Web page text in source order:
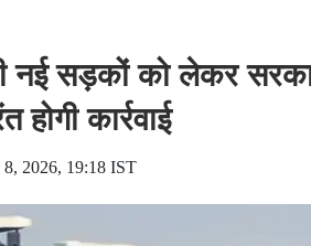
नई सड़कों को लेकर
कार्रवाई
2026, 19:18 IST